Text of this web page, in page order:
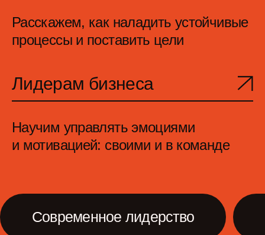
Переход от управления к взаимодействию
Каждый год организуем
события для тех, кто
и помогаем людям
учиться, знакомиться
к большому сообществу